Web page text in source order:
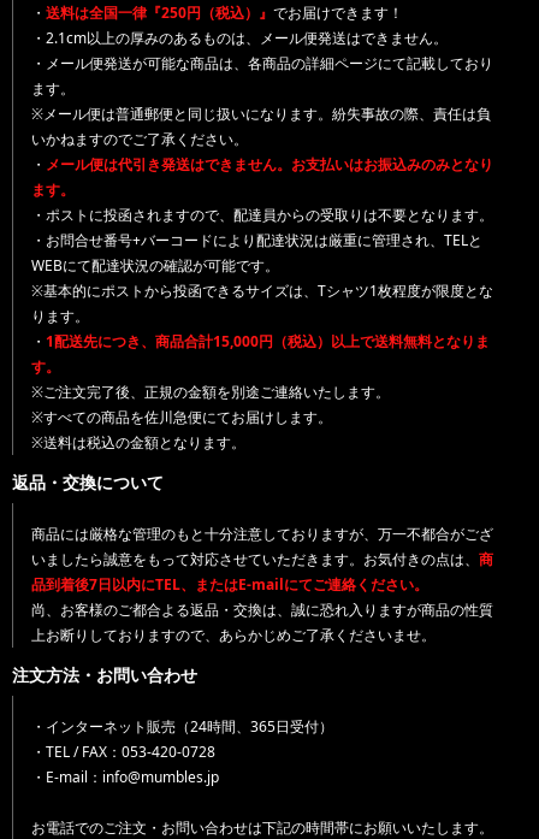
・ 送料は全国一律『250円（税込）』 でお届けできます！
・2.1cm以上の厚みのあるものは、メール便発送はできません。
・メール便発送が可能な商品は、各商品の詳細ページにて記載しており
ます。
※メール便は普通郵便と同じ扱いになります。紛失事故の際、責任は負
いかねますのでご了承ください。
・ メール便は代引き発送はできません。お支払いはお振込みのみとなり
ます。
・ポストに投函されますので、配達員からの受取りは不要となります。
・お問合せ番号+バーコードにより配達状況は厳重に管理され、TELと
WEBにて配達状況の確認が可能です。
※基本的にポストから投函できるサイズは、Tシャツ1枚程度が限度とな
ります。
・ 1配送先につき、商品合計15,000円（税込）以上で送料無料となりま
す。
※ご注文完了後、正規の金額を別途ご連絡いたします。
※すべての商品を佐川急便にてお届けします。
※送料は税込の金額となります。
返品・交換について
商品には厳格な管理のもと十分注意しておりますが、万一不都合がござ
いましたら誠意をもって対応させていただきます。お気付きの点は、 商
品到着後7日以内にTEL、またはE-mailにてご連絡ください。
尚、お客様のご都合よる返品・交換は、誠に恐れ入りますが商品の性質
上お断りしておりますので、あらかじめご了承くださいませ。
注文方法・お問い合わせ
・インターネット販売（24時間、365日受付）
・TEL / FAX：053-420-0728
・E-mail：info@mumbles.jp
お電話でのご注文・お問い合わせは下記の時間帯にお願いいたします。